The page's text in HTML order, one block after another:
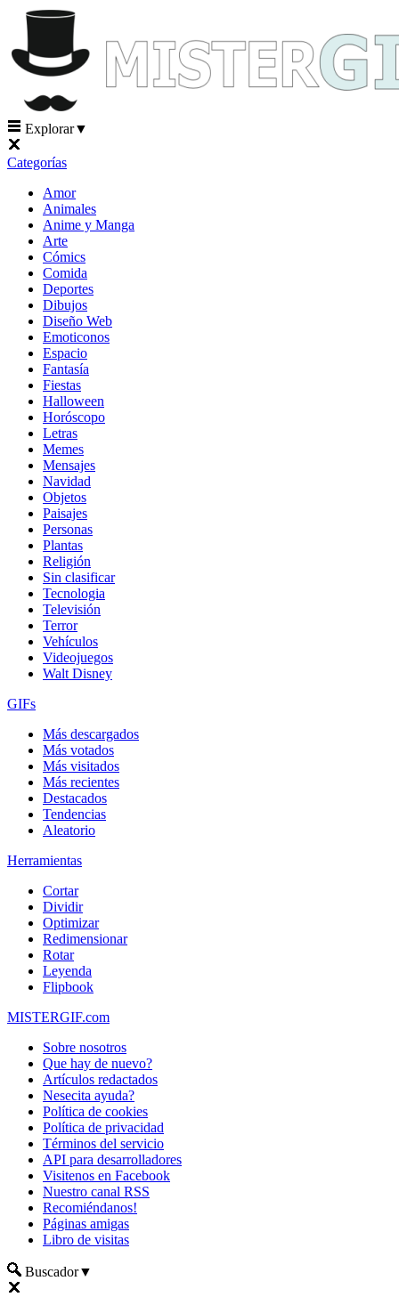
Explorar▼
Categorías
Amor
Animales
Anime y Manga
Arte
Cómics
Comida
Deportes
Dibujos
Diseño Web
Emoticonos
Espacio
Fantasía
Fiestas
Halloween
Horóscopo
Letras
Memes
Mensajes
Navidad
Objetos
Paisajes
Personas
Plantas
Religión
Sin clasificar
Tecnologia
Televisión
Terror
Vehículos
Videojuegos
Walt Disney
GIFs
Más descargados
Más votados
Más visitados
Más recientes
Destacados
Tendencias
Aleatorio
Herramientas
Cortar
Dividir
Optimizar
Redimensionar
Rotar
Leyenda
Flipbook
MISTERGIF.com
Sobre nosotros
Que hay de nuevo?
Artículos redactados
Nesecita ayuda?
Política de cookies
Política de privacidad
Términos del servicio
API para desarrolladores
Visitenos en Facebook
Nuestro canal RSS
Recomiéndanos!
Páginas amigas
Libro de visitas
Buscador▼